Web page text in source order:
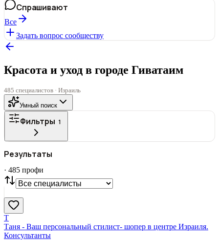
Спрашивают
Все
Задать вопрос сообществу
Красота и уход в городе Гиватаим
485 специалистов · Израиль
Умный поиск
Фильтры 1
Все
СТАТУС
VIP С фото
Нашли
Сбросить
Результаты
· 485 профи
Т
Таня - Ваш персональный стилист- шопер в центре Израиля.
Консультанты